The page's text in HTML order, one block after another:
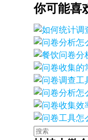
你可能喜